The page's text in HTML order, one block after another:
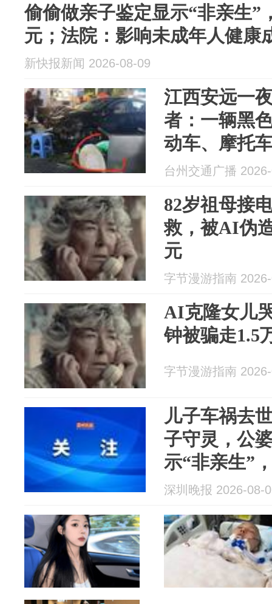
偷偷做亲子鉴定显示“非亲生”
元；法院：影响未成年人健康
新快报新闻 2026-08-09
江西安远一
者：一辆黑
动车、摩托
坐车里；交
台州交通广播
82岁祖母接
救，被AI伪
元
字节漫游指南
AI克隆女儿
钟被骗走1.5
字节漫游指南
儿子车祸去
子守灵，公
示“非亲生”
元！法院：
深圳晚报 2026-08-